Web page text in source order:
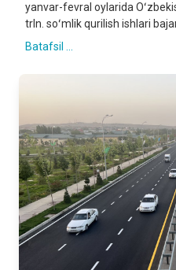
yanvar-fevral oylarida
trln. soʻmlik qurilish ishlari
Batafsil ...